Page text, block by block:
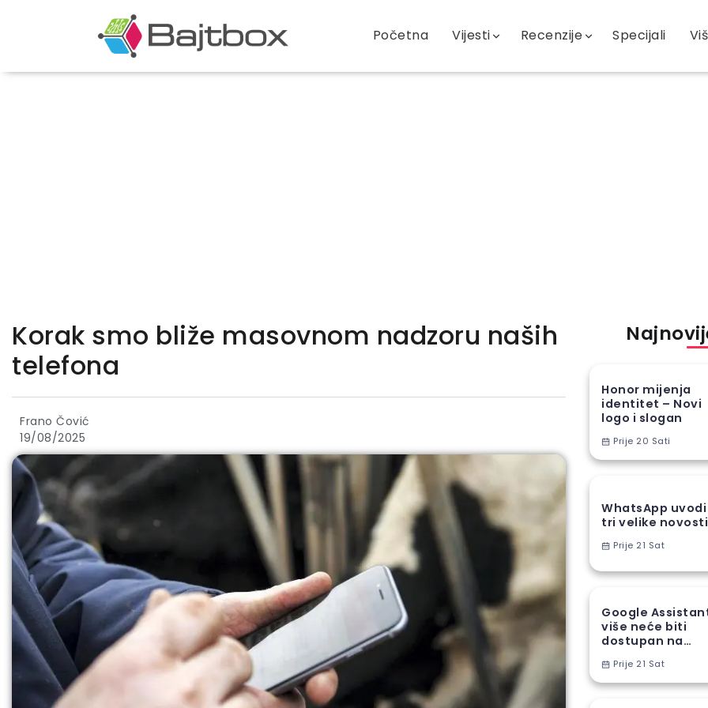
Početna Vijesti Recenzije Specijali
Korak smo bliže masovnom nadzoru naših
telefona
Frano Čović
19/08/2025
Honor mijenja
identitet – Novi
logo i slogan
Prije 20 Sati
WhatsApp uvodi
tri velike novosti
Prije 21 Sat
Google
više neće biti
dostupan na
telefonima
Prije 21 Sat